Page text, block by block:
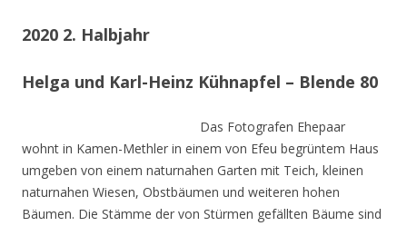
2020 2. Halbjahr
Helga und Karl-Heinz Kühnapfel – Blende 80
Das Fotografen Ehepaar
wohnt in Kamen-Methler in einem von Efeu begrüntem Haus
umgeben von einem naturnahen Garten mit Teich, kleinen
naturnahen Wiesen, Obstbäumen und weiteren hohen
Bäumen. Die Stämme der von Stürmen gefällten Bäume sind